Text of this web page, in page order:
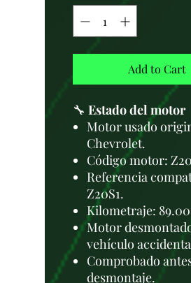
Add to Cart
🔧 Estado del motor
Motor usado
Chevrolet.
Código motor:
Referencia
Z20S1.
Kilometraje:
Motor
vehículo
Comprobado
desmontaje.